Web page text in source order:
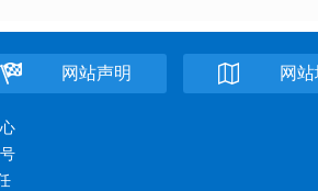
网站声明 网站
心